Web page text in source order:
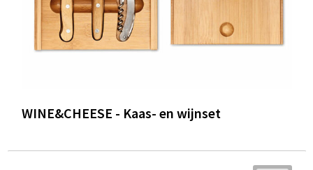
WINE&CHEESE - Kaas- en wijnset